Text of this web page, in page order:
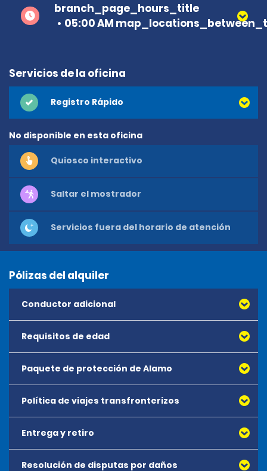
branch_page_hours_title
05:00 AM
Servicios de la oficina
Registro Rápido
No disponible en esta oficina
Quiosco interactivo
Saltar el mostrador
Servicios fuera del horario de atención
Pólizas del alquiler
Conductor adicional
Requisitos de edad
Paquete de protección de Alamo
Política de viajes transfronterizos
Solo se puede conducir sin restricciones dentro de
Guatemala. Los arrendatarios pueden ingresar a El
Salvador, Honduras y Nicaragua. Sin embargo, se deben
Entrega y retiro
Resolución de disputas por daños